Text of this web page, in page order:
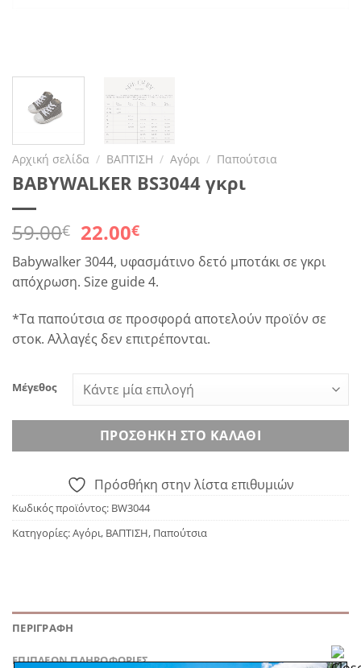
Αρχική σελίδα / ΒΑΠΤΙΣΗ / Αγόρι / Παπούτσια
BABYWALKER BS3044 γκρι
59.00€ Original
price
was:
59.00€.
22.00€Η
τρέχουσα
τιμή
είναι:
22.00€.
Babywalker 3044, υφασμάτινο δετό μποτάκι σε γκρι
απόχρωση. Size guide 4.
*Τα παπούτσια σε προσφορά αποτελούν προϊόν σε
στοκ. Αλλαγές δεν επιτρέπονται.
Μέγεθος
ΠΡΟΣΘΉΚΗ ΣΤΟ ΚΑΛΆΘΙ
Πρόσθήκη στην λίστα επιθυμιών
Κωδικός προϊόντος: BW3044
Κατηγορίες:Αγόρι, ΒΑΠΤΙΣΗ, Παπούτσια
ΠΕΡΙΓΡΑΦΉ
ΕΠΙΠΛΈΟΝ ΠΛΗΡΟΦΟΡΊΕΣ